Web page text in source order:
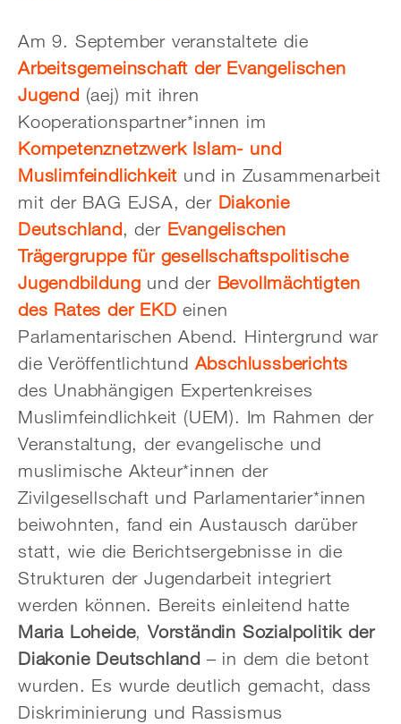
Am 9. September veranstaltete die
Arbeitsgemeinschaft der Evangelischen
Jugend(aej) mit ihren
Kooperationspartner*innen im
Kompetenznetzwerk Islam- und
Muslimfeindlichkeit und in Zusammenarbeit
mit der BAG EJSA, der Diakonie
Deutschland, der Evangelischen
Trägergruppe für gesellschaftspolitische
Jugendbildung und der Bevollmächtigten
des Rates der EKD einen
Parlamentarischen Abend. Hintergrund war
die Veröffentlichtund Abschlussberichts
des Unabhängigen Expertenkreises
Muslimfeindlichkeit (UEM). Im Rahmen der
Veranstaltung, der evangelische und
muslimische Akteur*innen der
Zivilgesellschaft und Parlamentarier*innen
beiwohnten, fand ein Austausch darüber
statt, wie die Berichtsergebnisse in die
Strukturen der Jugendarbeit integriert
werden können. Bereits einleitend hatte
Maria Loheide,Vorständin Sozialpolitik der
Diakonie Deutschland – in dem die betont
wurden. Es wurde deutlich gemacht, dass
Diskriminierung und Rassismus